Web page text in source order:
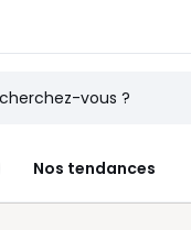
Nos tendances